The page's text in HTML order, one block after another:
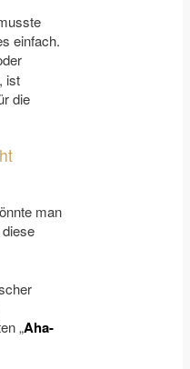
einfach.
ist
die
man
„Aha-